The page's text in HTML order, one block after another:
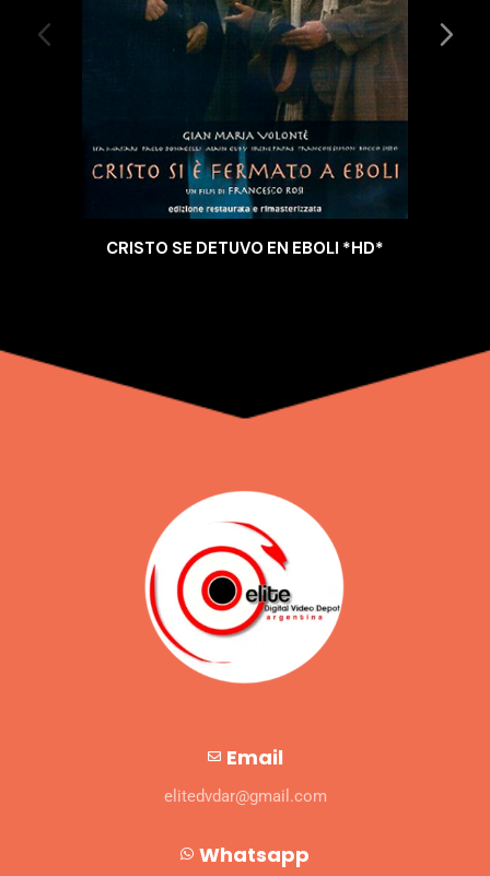
CRISTO SE DETUVO EN EBOLI *HD*
Email
elitedvdar@gmail.com
Whatsapp